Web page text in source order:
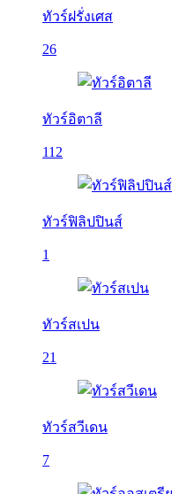
ทัวร์ฝรั่งเศส
26
ทัวร์อิตาลี
112
ทัวร์ฟิลิปปินส์
1
ทัวร์สเปน
21
ทัวร์สวีเดน
7